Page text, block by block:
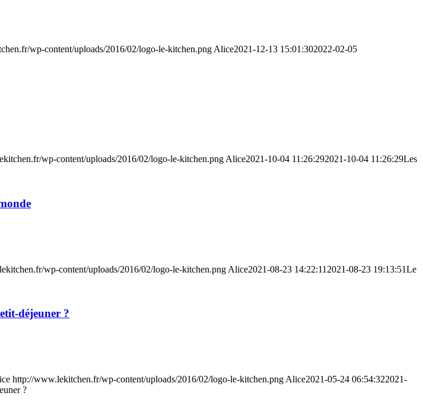
wp-content/uploads/2016/02/logo-le-kitchen.png Alice2021-12-13 15:01:302022-02-05
wp-content/uploads/2016/02/logo-le-kitchen.png Alice2021-10-04 11:26:292021-10-04 11:26:29Les
wp-content/uploads/2016/02/logo-le-kitchen.png Alice2021-08-23 14:22:11 2021-08-23 19:13:51Le
déjeuner ?
http://www.lekitchen.fr/wp-content/uploads/2016/02/logo-le-kitchen.png Alice2021-05-24 06:54:322021-
?